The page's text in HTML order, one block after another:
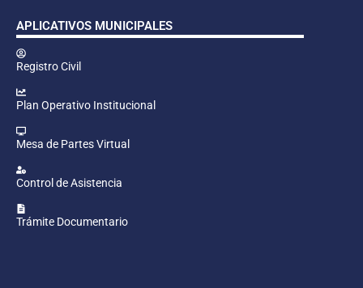
APLICATIVOS MUNICIPALES
Registro Civil
Plan Operativo Institucional
Mesa de Partes Virtual
Control de Asistencia
Trámite Documentario